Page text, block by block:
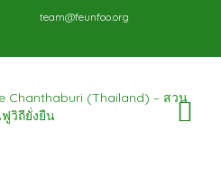
team@feunfoo.org